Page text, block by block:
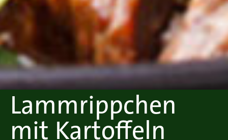
Lammrippchen
mit Kartoffeln